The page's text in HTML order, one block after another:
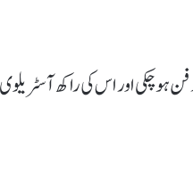
ہوچکی اور اس کی راکھ